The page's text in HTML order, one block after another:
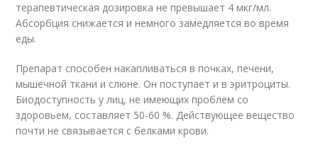
терапевтическая дозировка не превышает 4 мкг/мл.
Абсорбция снижается и немного замедляется во время
еды.
Препарат способен накапливаться в почках, печени,
мышечной ткани и слюне. Он поступает и в эритроциты.
Биодоступность у лиц, не имеющих проблем со
здоровьем, составляет 50-60 %. Действующее вещество
почти не связывается с белками крови.